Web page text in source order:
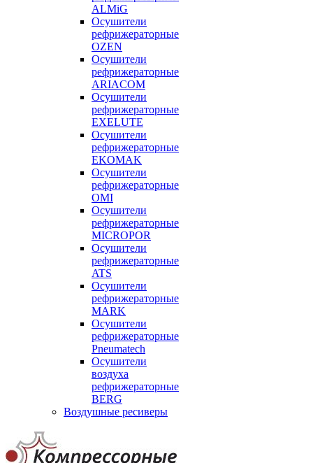
ALMiG
Осушители
рефрижераторные
OZEN
Осушители
рефрижераторные
ARIACOM
Осушители
рефрижераторные
EXELUTE
Осушители
рефрижераторные
EKOMAK
Осушители
рефрижераторные
OMI
Осушители
рефрижераторные
MICROPOR
Осушители
рефрижераторные
ATS
Осушители
рефрижераторные
MARK
Осушители
рефрижераторные
Pneumatech
Осушители
воздуха
рефрижераторные
BERG
Воздушные ресиверы